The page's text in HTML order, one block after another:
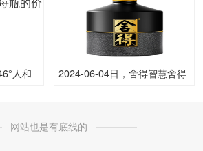
人和
2024-06-04日，舍得智慧舍得
网站也是有底线的